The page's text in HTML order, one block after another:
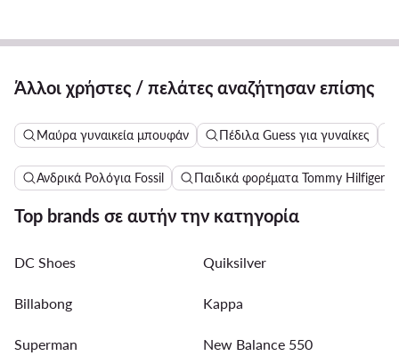
Άλλοι χρήστες / πελάτες αναζήτησαν επίσης
Μαύρα γυναικεία μπουφάν Πέδιλα Guess για γυναίκες
Ανδρικά Ρολόγια Fossil Παιδικά φορέματα Tommy Hilfiger
Top brands σε αυτήν την κατηγορία
DC Shoes Quiksilver
Billabong Kappa
Superman New Balance 550